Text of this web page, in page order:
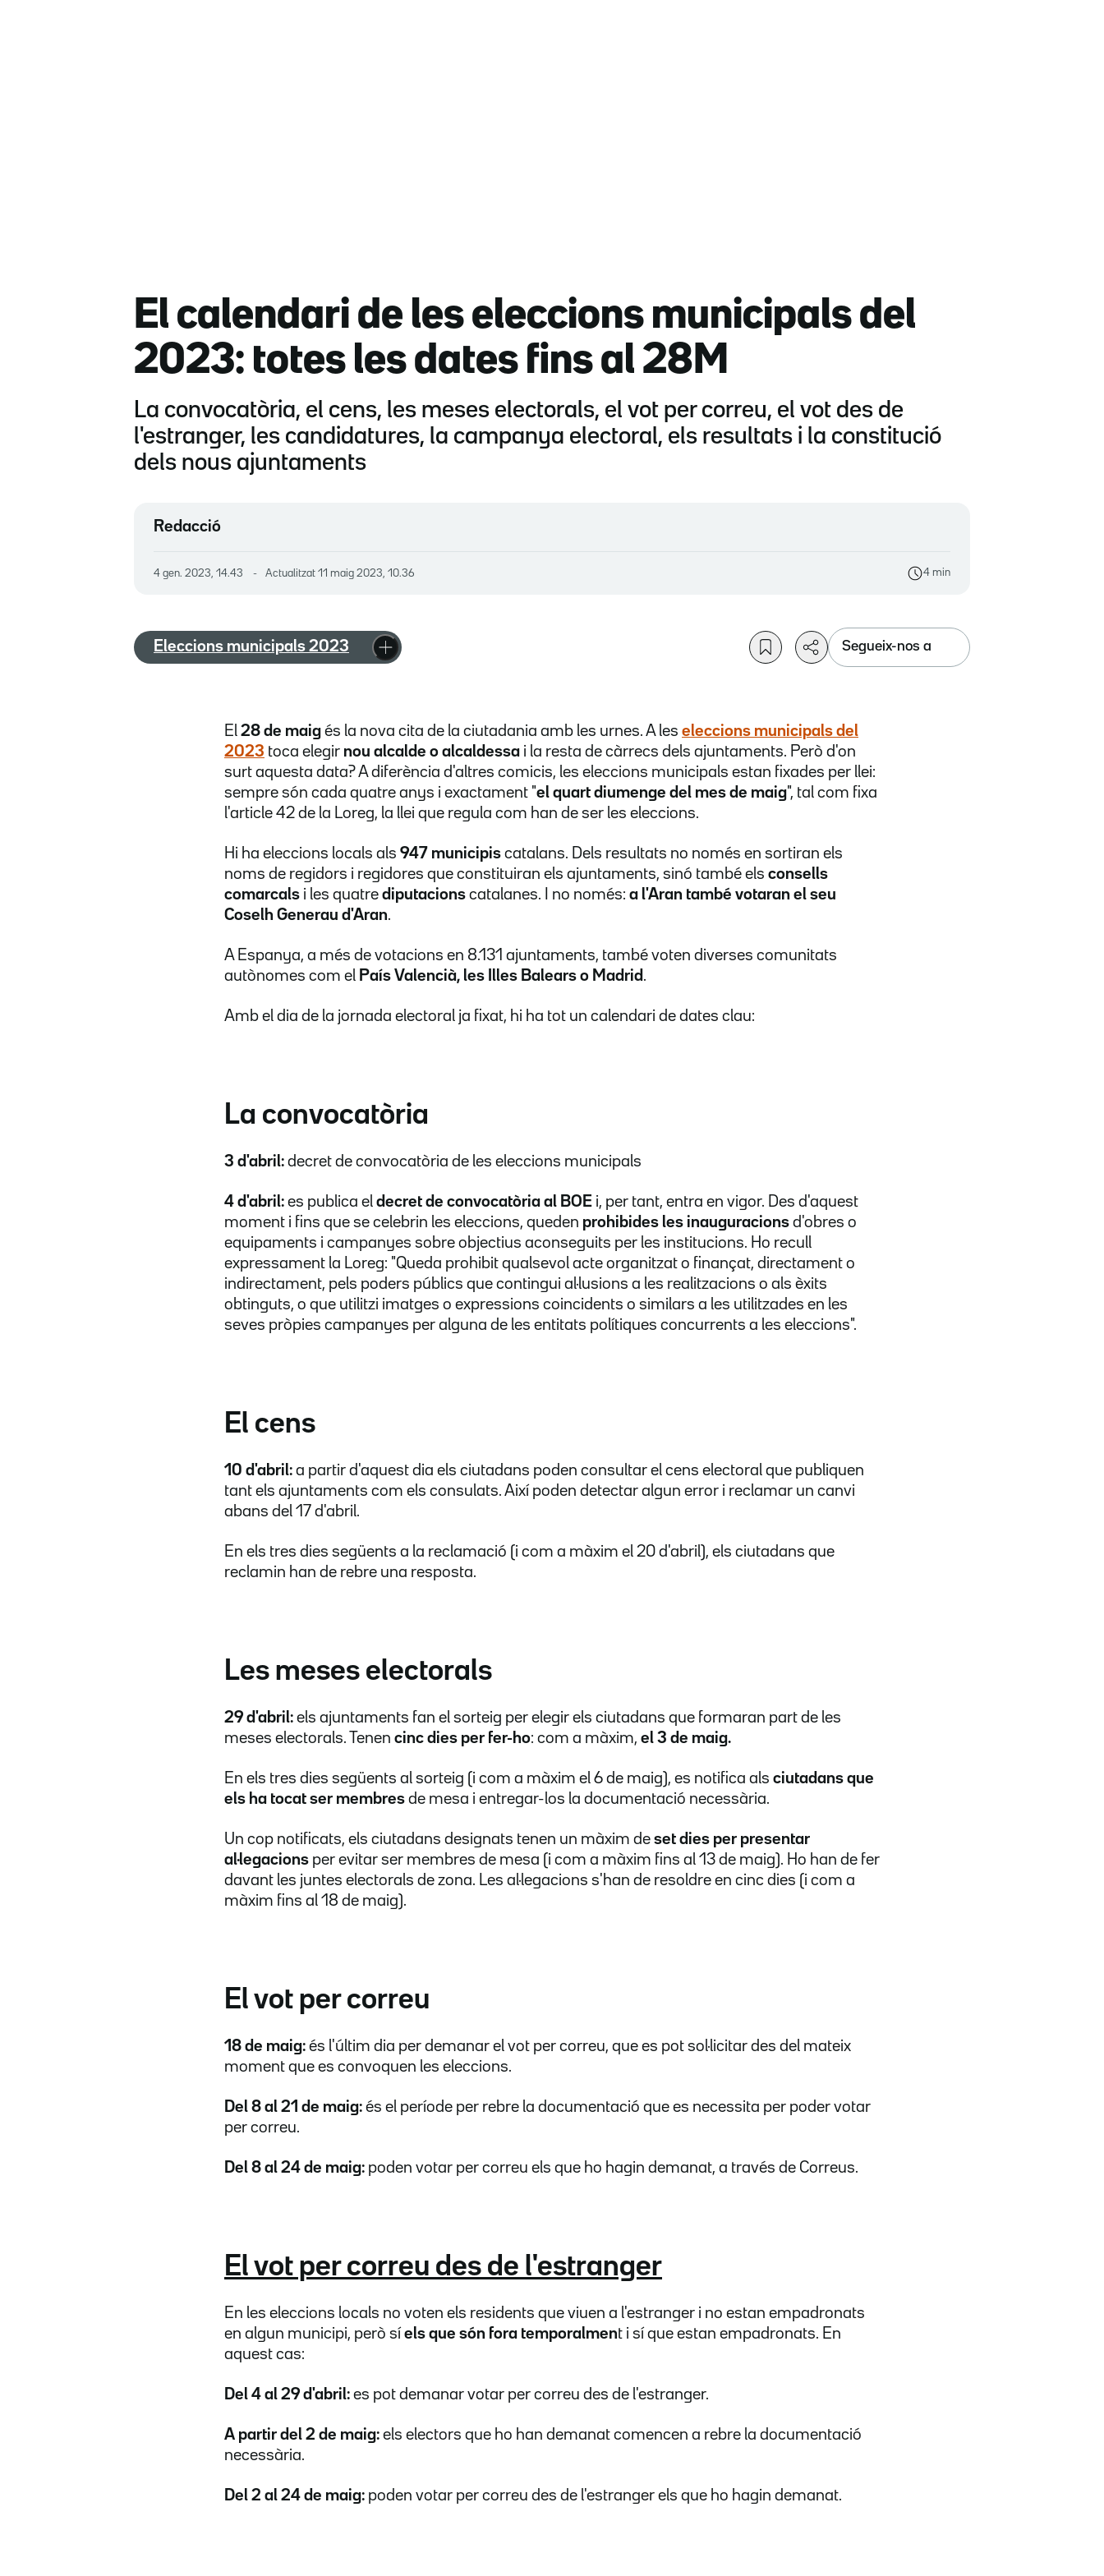
El calendari de les eleccions municipals del
2023: totes les dates fins al 28M
La convocatòria, el cens, les meses electorals, el vot per correu, el vot des de
l'estranger, les candidatures, la campanya electoral, els resultats i la constitució
dels nous ajuntaments
Redacció
4 gen. 2023, 14.43 Actualitzat 11 maig 2023, 10.36 4 min
Eleccions municipals 2023 Segueix-nos a
El 28 de maig és la nova cita de la ciutadania amb les urnes. A les eleccions municipals del
2023 toca elegir nou alcalde o alcaldessa i la resta de càrrecs dels ajuntaments. Però d'on
surt aquesta data? A diferència d'altres comicis, les eleccions municipals estan fixades per llei:
sempre són cada quatre anys i exactament "el quart diumenge del mes de maig", tal com fixa
l'article 42 de la Loreg, la llei que regula com han de ser les eleccions.
Hi ha eleccions locals als 947 municipis catalans. Dels resultats no només en sortiran els
noms de regidors i regidores que constituiran els ajuntaments, sinó també els consells
comarcals i les quatre diputacions catalanes. I no només: a l'Aran també votaran el seu
Coselh Generau d'Aran.
A Espanya, a més de votacions en 8.131 ajuntaments, també voten diverses comunitats
autònomes com el País Valencià, les Illes Balears o Madrid .
Amb el dia de la jornada electoral ja fixat, hi ha tot un calendari de dates clau:
La convocatòria
3 d'abril: decret de convocatòria de les eleccions municipals
4 d'abril: es publica el decret de convocatòria al BOE i, per tant, entra en vigor. Des d'aquest
moment i fins que se celebrin les eleccions, queden prohibides les inauguracions d'obres o
equipaments i campanyes sobre objectius aconseguits per les institucions. Ho recull
expressament la Loreg: "Queda prohibit qualsevol acte organitzat o finançat, directament o
indirectament, pels poders públics que contingui al·lusions a les realitzacions o als èxits
obtinguts, o que utilitzi imatges o expressions coincidents o similars a les utilitzades en les
seves pròpies campanyes per alguna de les entitats polítiques concurrents a les eleccions".
El cens
10 d'abril: a partir d'aquest dia els ciutadans poden consultar el cens electoral que publiquen
tant els ajuntaments com els consulats. Així poden detectar algun error i reclamar un canvi
abans del 17 d'abril.
En els tres dies següents a la reclamació (i com a màxim el 20 d'abril), els ciutadans que
reclamin han de rebre una resposta.
Les meses electorals
29 d'abril: els ajuntaments fan el sorteig per elegir els ciutadans que formaran part de les
meses electorals. Tenen cinc dies per fer-ho: com a màxim, el 3 de maig.
En els tres dies següents al sorteig (i com a màxim el 6 de maig), es notifica als ciutadans que
els ha tocat ser membres de mesa i entregar-los la documentació necessària.
Un cop notificats, els ciutadans designats tenen un màxim de set dies per presentar
al·legacions per evitar ser membres de mesa (i com a màxim fins al 13 de maig). Ho han de fer
davant les juntes electorals de zona. Les al·legacions s'han de resoldre en cinc dies (i com a
màxim fins al 18 de maig).
El vot per correu
18 de maig: és l'últim dia per demanar el vot per correu, que es pot sol·licitar des del mateix
moment que es convoquen les eleccions.
Del 8 al 21 de maig: és el període per rebre la documentació que es necessita per poder votar
per correu.
Del 8 al 24 de maig: poden votar per correu els que ho hagin demanat, a través de Correus.
El vot per correu des de l'estranger
En les eleccions locals no voten els residents que viuen a l'estranger i no estan empadronats
en algun municipi, però sí els que són fora temporalment i sí que estan empadronats. En
aquest cas:
Del 4 al 29 d'abril: es pot demanar votar per correu des de l'estranger.
A partir del 2 de maig: els electors que ho han demanat comencen a rebre la documentació
necessària.
Del 2 al 24 de maig: poden votar per correu des de l'estranger els que ho hagin demanat.